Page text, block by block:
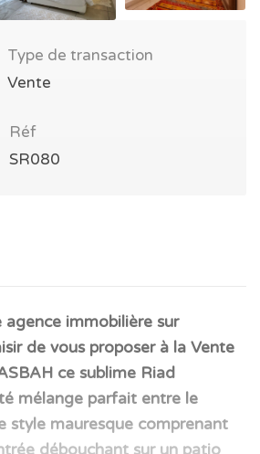
Type de transaction
Vente
Réf
SR080
immobilière sur
de vous proposer à la Vente
ce sublime Riad
mélange parfait entre le
style mauresque comprenant
débouchant sur un patio